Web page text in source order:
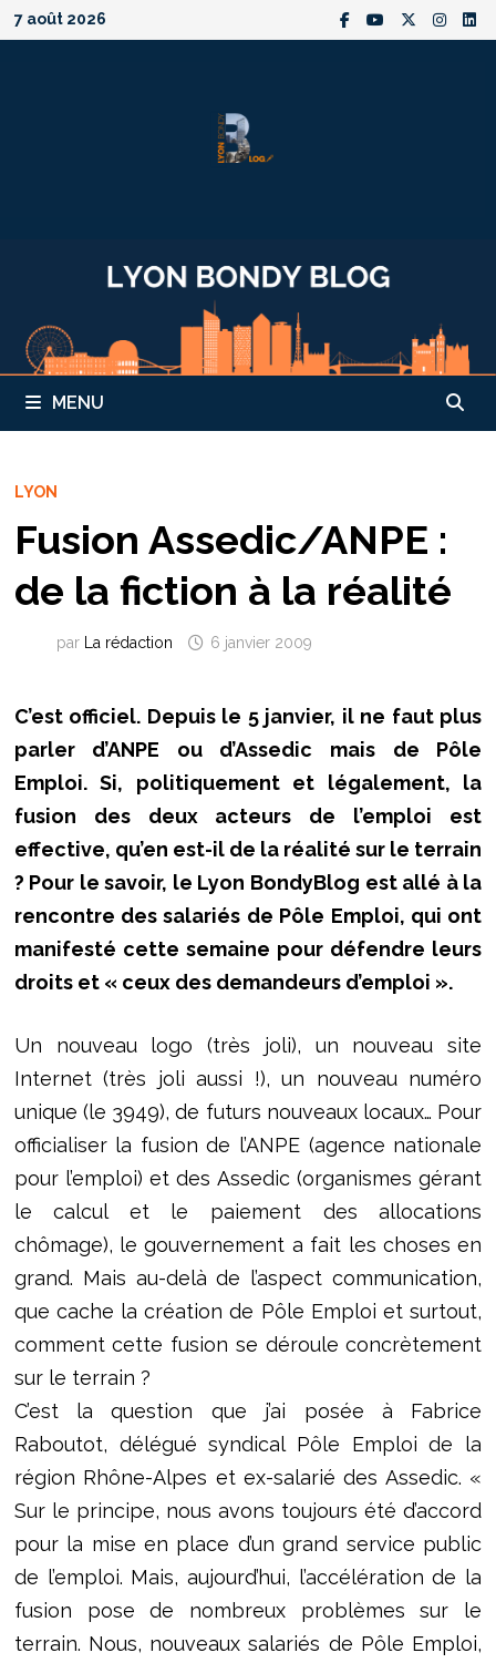
Passer
au
7 août 2026
MENU
LYON
Fusion Assedic/ANPE :
de la fiction à la réalité
par La rédaction 6 janvier 2009
C’est officiel. Depuis le 5 janvier, il ne faut plus
parler d’ANPE ou d’Assedic mais de Pôle
Emploi. Si, politiquement et légalement, la
fusion des deux acteurs de l’emploi est
effective, qu’en est-il de la réalité sur le terrain
? Pour le savoir, le Lyon BondyBlog est allé à la
rencontre des salariés de Pôle Emploi, qui ont
manifesté cette semaine pour défendre leurs
droits et « ceux des demandeurs d’emploi ».
Un nouveau logo (très joli), un nouveau site
Internet (très joli aussi !), un nouveau numéro
unique (le 3949), de futurs nouveaux locaux… Pour
officialiser la fusion de l’ANPE (agence nationale
pour l’emploi) et des Assedic (organismes gérant
le calcul et le paiement des allocations
chômage), le gouvernement a fait les choses en
grand. Mais au-delà de l’aspect communication,
que cache la création de Pôle Emploi et surtout,
comment cette fusion se déroule concrètement
sur le terrain ?
C’est la question que j’ai posée à Fabrice
Raboutot, délégué syndical Pôle Emploi de la
région Rhône-Alpes et ex-salarié des Assedic. «
Sur le principe, nous avons toujours été d’accord
pour la mise en place d’un grand service public
de l’emploi. Mais, aujourd’hui, l’accélération de la
fusion pose de nombreux problèmes sur le
terrain. Nous, nouveaux salariés de Pôle Emploi,